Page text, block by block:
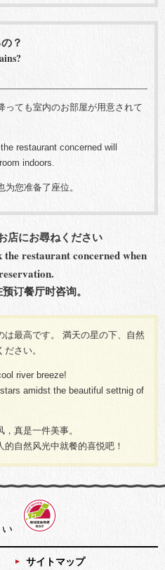
？
っても室内のお部屋が用意されて
restaurant concerned will
indoors.
您准备了座位。
店にお尋ねください
restaurant concerned when
订餐厅时咨询。
は最高です。 満天の星の下、自然
さい。
river breeze!
amidst the beautiful settnig of
真是一件美事。
自然风光中就餐的喜悦吧！
サイトマップ